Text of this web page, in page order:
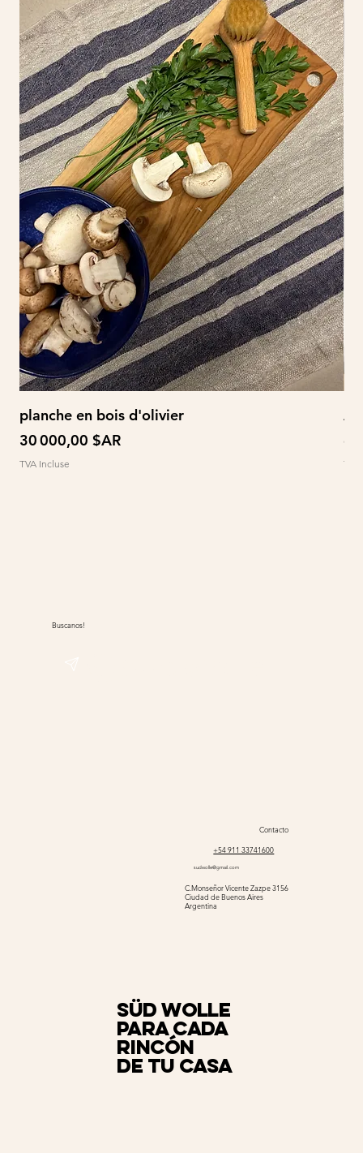
planche en bois d'olivier
Prix
30 000,00 $AR
TVA Incluse
À
Buscanos!
Süd Wolle
para cada
rincón
de tu casa
Contacto
+54 911 33741600
sudwolle@gmail.com
C.Monseñor Vicente Zazpe 3156
Ciudad de Buenos Aires
Argentina